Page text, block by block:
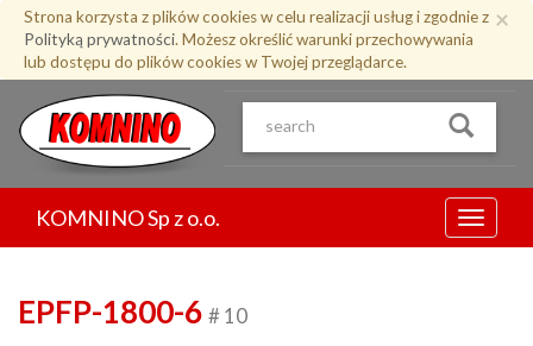
Przejdź
treści
×
Strona korzysta z plików cookies w celu realizacji usług i zgodnie z
Polityką prywatności. Możesz określić warunki przechowywania
lub dostępu do plików cookies w Twojej przeglądarce.
Menu
KOMNINO Sp z o.o.
EPFP-1800-6 # 10